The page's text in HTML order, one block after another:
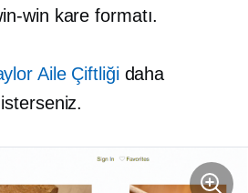
win kare formatı.
Aile Çiftliğidaha